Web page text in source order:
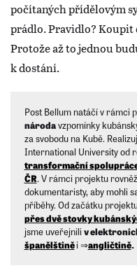
počítaných přídělovým
prádlo. Pravidlo? Koupit
Protože až to jednou
k dostání.
Post Bellum natáčí v rámci
národavzpomínky
za svobodu na Kubě.
International University od
transformační
ČR. V rámci projektu
dokumentaristy, aby mohli
příběhy. Od začátku
přes dvě stovky
jsme uveřejnili v
španělštiněi ⇒angličtině.